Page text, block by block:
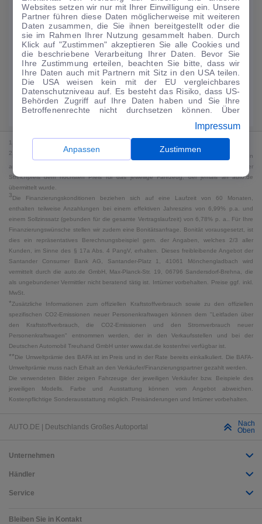
188€/mtl.
Guter Preis4
0 € Anzahlung ·60 Monate ·Finanzierungs-Details
Angebot anfragen Rate anpassen
Kraftstoffverbrauch komb. 18 l/100 km · CO₂-Emissionen komb. 0 g/km ·
CO₂-Klasse G · WLTP*
1
2 Bei dem Streichpreis handelt es sich für Neufahrzeuge und junge Gebrauchte um den
an auto.de übermittelten Listenpreis. Für alle anderen Fahrzeuge entspricht der
Streichpreis dem höchsten Preis für das jeweilige Fahrzeug, der jemals an auto.de
übermittelt wurde.
3Die Finanzierungskonditionen beziehen sich auf eine Laufzeit von 60 Monaten,
enthalten teilweise Anzahlungen bei einem effektiven Jahreszins von 6,99% p.a. und
einem Sollzinssatz (gebunden für die gesamte Vertragslaufzeit) von 6,78% p. a.. Für Ihre
Finanzierungswünsche stellen wir zudem eine Bonitätsanfrage. Bonität vorausgesetzt, ist
dies ein repräsentatives Berechnungsbeispiel gem. der Angaben, welches 2/3 aller
Kunden, im Sinne des § 17a Abs. 4 PangV, erhalten. Dieses freibleibende Angebot der
Santander Consumer Bank AG, Santander-Platz 1, 41061 Mönchengladbach wird
vermittelt durch die auto.de GmbH, Max-Planck-Str. 19, 06796 Sandersdorf-Brehna, die
als ungebundener Vermittler nicht beratend tätig ist. Irrtümer vorbehalten. Preise ggf. inkl.
MwSt.
*Zusätzliche Informationen zum offiziellen Kraftstoffverbrauch sowie zu den offiziellen
spezifischen CO2-Emissionen neuer Personenkraftwagen können dem "Leitfaden über
den Kraftstoffverbrauch, die CO2-Emissionen und den Stromverbrauch neuer
Personenkraftwagen" entnommen werden, der in den Verkaufsstellen und bei der
Deutschen Automobil Treuhand GmbH unter www.dat.de kostenfrei verfügbar ist.
**Die Umweltprämie des BAFA ist im Preis und in der Rate bereits einkalkuliert. Die BAFA-
Umweltprämie muss nach Erhalt an den Verkäufer/Finanzierungspartner gezahlt werden.
Die verwendeten Bilder zeigen Fahrzeuge der jeweiligen Verkäufer bzw. Beispiele des
jeweiligen Modells. Farbe und Ausstattung können vom Angebot abweichen.
Kostenpflichtige Sonderausstattung möglich. Preisänderungen und Irrtümer vorbehalten.
AUTO.DE | Deutschlands Großes Autoportal
Nach
Oben
Unternehmen
Händler
Service
Bleiben Sie in Kontakt
Websites setzen wir nur mit Ihrer Einwilligung ein. Unsere
Partner führen diese Daten möglicherweise mit weiteren
Daten zusammen, die Sie ihnen bereitgestellt oder die
sie im Rahmen Ihrer Nutzung gesammelt haben. Durch
Klick auf "Zustimmen" akzeptieren Sie alle Cookies und
die beschriebene Verarbeitung Ihrer Daten. Bevor Sie
Ihre Zustimmung erteilen, beachten Sie bitte, dass wir
Ihre Daten auch mit Partnern mit Sitz in den USA teilen.
Die USA weisen kein mit der EU vergleichbares
Datenschutzniveau auf. Es besteht das Risiko, dass US-
Behörden Zugriff auf Ihre Daten haben und Sie Ihre
Betroffenenrechte nicht durchsetzen können. Über
anpassen. Dies ist auch später jederzeit im Bereich
Cookie-Richtliniemöglich. Weitere Informationen finden
Sie in unsererDatenschutzerklärung .
Impressum
Anpassen Zustimmen